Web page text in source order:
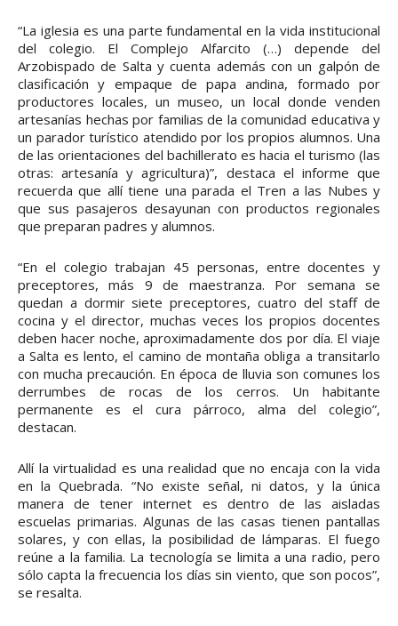
“La iglesia es una parte fundamental en la vida institucional
del colegio. El Complejo Alfarcito (…) depende del
Arzobispado de Salta y cuenta además con un galpón de
clasificación y empaque de papa andina, formado por
productores locales, un museo, un local donde venden
artesanías hechas por familias de la comunidad educativa y
un parador turístico atendido por los propios alumnos. Una
de las orientaciones del bachillerato es hacia el turismo (las
otras: artesanía y agricultura)”, destaca el informe que
recuerda que allí tiene una parada el Tren a las Nubes y
que sus pasajeros desayunan con productos regionales
que preparan padres y alumnos.
“En el colegio trabajan 45 personas, entre docentes y
preceptores, más 9 de maestranza. Por semana se
quedan a dormir siete preceptores, cuatro del staff de
cocina y el director, muchas veces los propios docentes
deben hacer noche, aproximadamente dos por día. El viaje
a Salta es lento, el camino de montaña obliga a transitarlo
con mucha precaución. En época de lluvia son comunes los
derrumbes de rocas de los cerros. Un habitante
permanente es el cura párroco, alma del colegio”,
destacan.
Allí la virtualidad es una realidad que no encaja con la vida
en la Quebrada. “No existe señal, ni datos, y la única
manera de tener internet es dentro de las aisladas
escuelas primarias. Algunas de las casas tienen pantallas
solares, y con ellas, la posibilidad de lámparas. El fuego
reúne a la familia. La tecnología se limita a una radio, pero
sólo capta la frecuencia los días sin viento, que son pocos”,
se resalta.